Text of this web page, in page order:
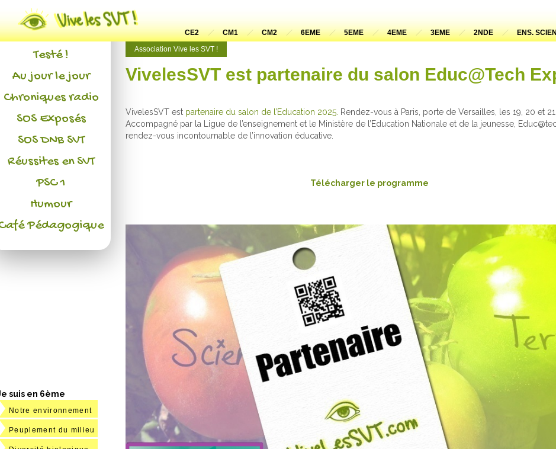
CE2 CM1 CM2 6EME 5EME 4EME 3EME 2NDE ENS.
Association Vive les SVT !
VivelesSVT est partenaire du salon Educ@Tech
VivelesSVT est partenaire du salon de l’Education 2025. Rendez-vous à Paris, porte de Versailles, les 19, 20 et
Accompagné par la Ligue de l’enseignement et le Ministère de l’Education Nationale et de la jeunesse,
rendez-vous incontournable de l’innovation éducative.
Télécharger le programme
Actualités
L'association
Testé !
Au jour le jour
Chroniques radio
SOS Exposés
SOS DNB SVT
Réussites en SVT
PSC 1
Humour
Pédagogique
suis en 6ème
Notre environnement
Peuplement du milieu